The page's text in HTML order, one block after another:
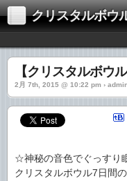
クリスタルボウ
【クリスタルボウ
2月 7th, 2015 @ 10:22 pm ›
☆神秘の音色でぐっすり
クリスタルボウル7日間